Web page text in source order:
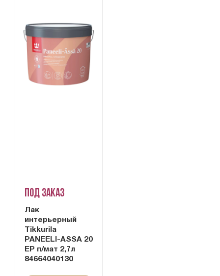
Под заказ
Лак
интерьерный
Tikkurila
PANEELI-ASSA 20
EP п/мат 2,7л
84664040130